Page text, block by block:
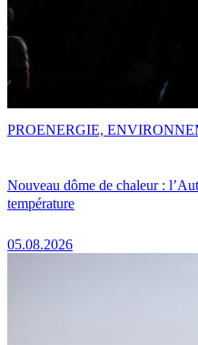
Nouveau dôme de chaleur :
température
05.08.2026
PROENERGIE,